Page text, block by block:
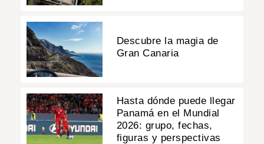
Descubre la magia de
Gran Canaria
Hasta dónde puede llegar
Panamá en el Mundial
2026: grupo, fechas,
figuras y perspectivas